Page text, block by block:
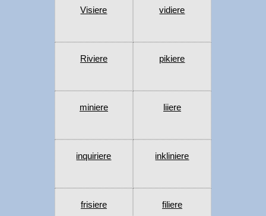
Visiere vidiere
Riviere pikiere
miniere liiere
inquiriere inkliniere
frisiere filiere